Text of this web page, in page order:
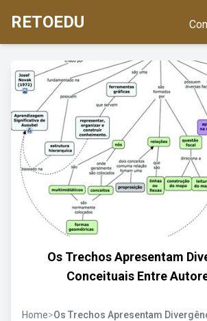
RETOEDU
Os Trechos Apresentam
Conceituais Entre
Home>Os Trechos Apresentam